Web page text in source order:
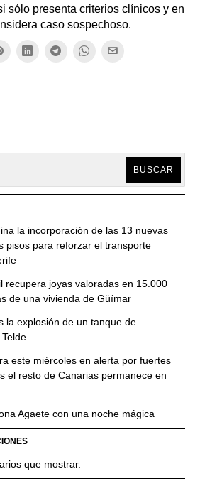
sólo presenta criterios clínicos y en
caso sospechoso.
BUSCAR
la incorporación de las 13 nuevas
pisos para reforzar el transporte
recupera joyas valoradas en 15.000
de una vivienda de Güímar
la explosión de un tanque de
este miércoles en alerta por fuertes
el resto de Canarias permanece en
Agaete con una noche mágica
que mostrar.